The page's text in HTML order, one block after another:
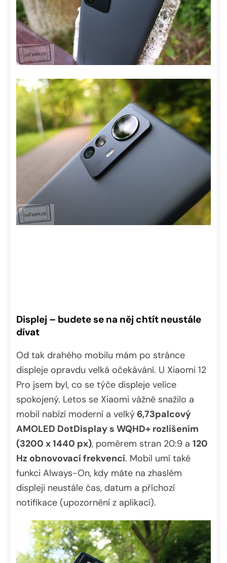
Displej – budete se na něj chtít neustále
dívat
Od tak drahého mobilu mám po stránce
displeje opravdu velká očekávání. U Xiaomi 12
Pro jsem byl, co se týče displeje velice
spokojený. Letos se Xiaomi vážně snažilo a
mobil nabízí moderní a velký 6,73palcový
AMOLED DotDisplay s WQHD+ rozlišením
(3200 x 1440 px), poměrem stran 20:9 a 120
Hz obnovovací frekvencí. Mobil umí také
funkci Always-On, kdy máte na zhaslém
displeji neustále čas, datum a příchozí
notifikace (upozornění z aplikací).